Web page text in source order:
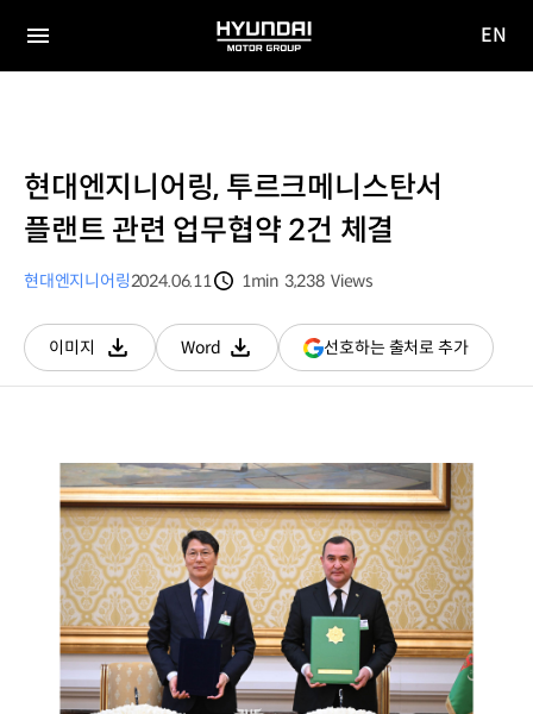
전체
HYUNDAI
MOTOR
EN
현대엔지니어링, 투르크메니스탄서
플랜트 관련 업무협약 2건 체결
현대엔지니어링2024.06.11
1min 3,238 Views
이미지
다운로드
Word
다운로드
선호하는 출처로 추가(새
창